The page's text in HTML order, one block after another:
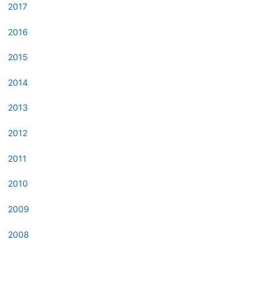
2017
2016
2015
2014
2013
2012
2011
2010
2009
2008